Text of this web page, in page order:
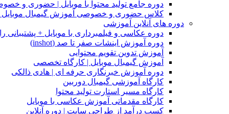
دوره جامع تولید محتوا با موبایل | حضوری و
کلاس حضوری و خصوصی آموزش گیمبال موبایل
دوره های آنلاین آموزشی
دوره عکاسی و فیلمبرداری با موبایل + پشتیبانی
دوره آموزش اینشات صفر تا صد (inshot)
آموزش تدوین تقویم محتوایی
آموزش گیمبال موبایل | کارگاه تخصصی
دوره آموزش خبرنگاری حرفه ای | هادی ذالکی
کارگاه آموزشی گیمبال دوربین
کارگاه مسیر استارت تولید محتوا
کارگاه مقدماتی آموزش عکاسی با موبایل
کسب درآمد از طراحی سایت | دوره آنلاین